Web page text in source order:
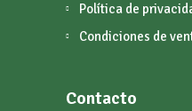
Política de
Condiciones de
Contacto